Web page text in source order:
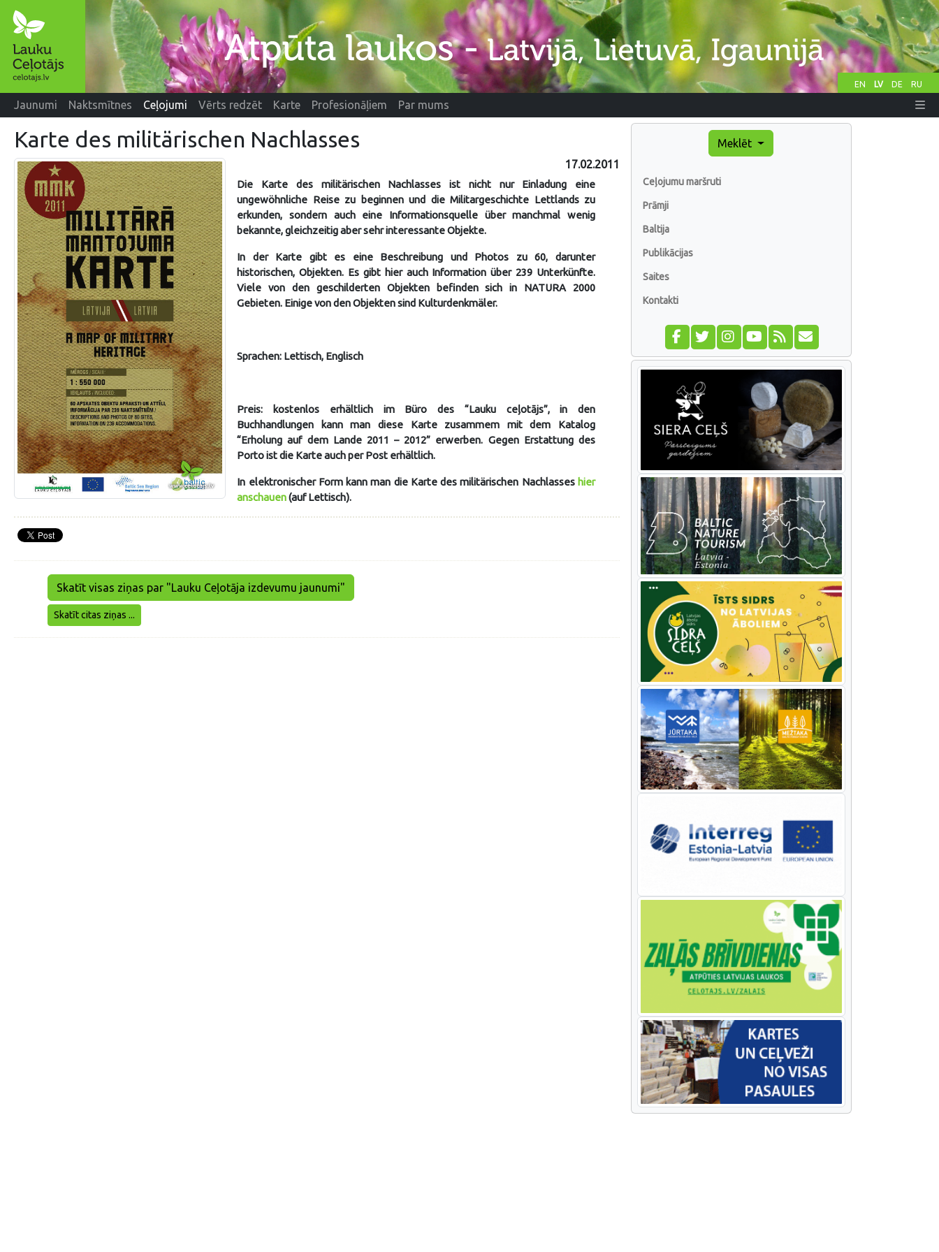
EN LV DE RU
Jaunumi Naktsmītnes Ceļojumi Vērts redzēt Karte Profesionāļiem Par mums
Karte des militärischen Nachlasses
17.02.2011
Die Karte des militärischen Nachlasses ist nicht nur Einladung eine
ungewöhnliche Reise zu beginnen und die Militargeschichte Lettlands zu
erkunden, sondern auch eine Informationsquelle über manchmal wenig
bekannte, gleichzeitig aber sehr interessante Objekte.
In der Karte gibt es eine Beschreibung und Photos zu 60, darunter
historischen, Objekten. Es gibt hier auch Information über 239 Unterkünfte.
Viele von den geschilderten Objekten befinden sich in NATURA 2000
Gebieten. Einige von den Objekten sind Kulturdenkmäler.
Sprachen: Lettisch, Englisch
Preis: kostenlos erhältlich im Büro des “Lauku ceļotājs”, in den
Buchhandlungen kann man diese Karte zusammem mit dem Katalog
“Erholung auf dem Lande 2011 – 2012” erwerben. Gegen Erstattung des
Porto ist die Karte auch per Post erhältlich.
In elektronischer Form kann man die Karte des militärischen Nachlasses hier
anschauen(auf Lettisch).
Skatīt visas ziņas par "Lauku Ceļotāja izdevumu jaunumi"
Skatīt citas ziņas ...
Meklēt
Ceļojumu maršruti
Prāmji
Baltija
Publikācijas
Saites
Kontakti